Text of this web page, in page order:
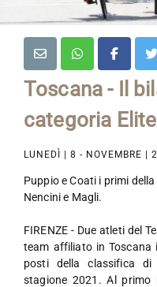
Toscana - Il
categoria
LUNEDÌ | 8 - NOVEMBRE |
Puppio e Coati i primi
Nencini e Magli.
FIRENZE - Due atleti del
team affiliato in Toscana
posti della classifica di
stagione 2021. Al primo